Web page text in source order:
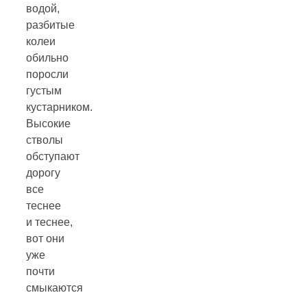
водой,
разбитые
колеи
обильно
поросли
густым
кустарником.
Высокие
стволы
обступают
дорогу
все
теснее
и теснее,
вот они
уже
почти
смыкаются